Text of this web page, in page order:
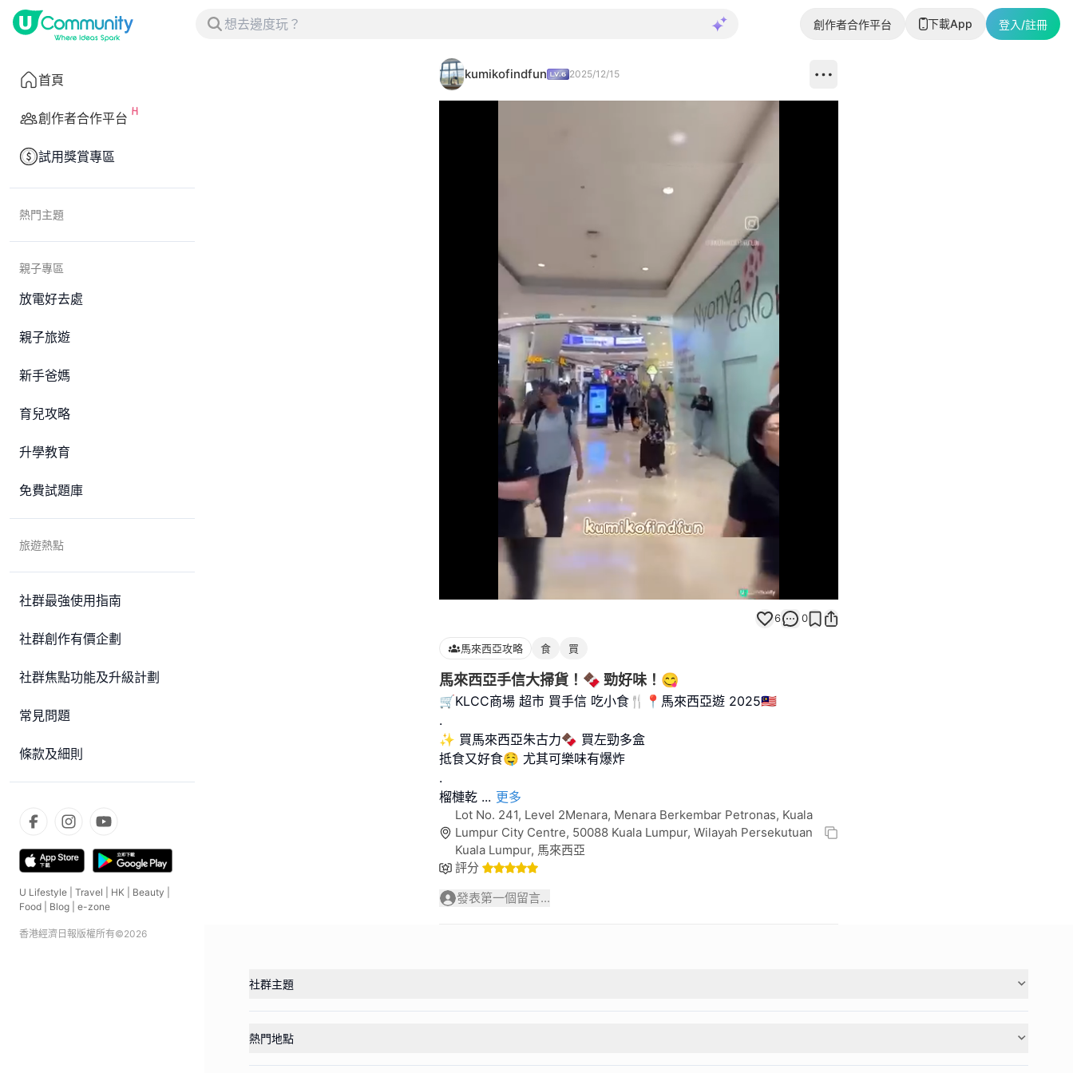
創作者合作平台 下載App 登入/註冊
首頁
創作者合作平台
試用獎賞專區
熱門主題
親子專區
放電好去處
親子旅遊
新手爸媽
育兒攻略
升學教育
免費試題庫
旅遊熱點
社群最強使用指南
社群創作有價企劃
社群焦點功能及升級計劃
常見問題
條款及細則
U Lifestyle Travel HK Beauty
Food
Blog e-zone
香港經濟日報版權所有©2026
kumikofindfun 2025/12/15
100.00%
6 0
馬來西亞攻略 食 買
馬來西亞手信大掃貨！🍫 勁好味！😋
🛒KLCC商場 超市 買手信 吃小食🍴📍馬來西亞遊 2025🇲🇾
.
✨ 買馬來西亞朱古力🍫 買左勁多盒
抵食又好食🤤 尤其可樂味有爆炸
.
榴槤乾 ... 更多
Lot No. 241, Level 2Menara, Menara Berkembar Petronas, Kuala
Lumpur City Centre, 50088 Kuala Lumpur, Wilayah Persekutuan
Kuala Lumpur, 馬來西亞
評分
發表第一個留言...
社群主題
熱門地點